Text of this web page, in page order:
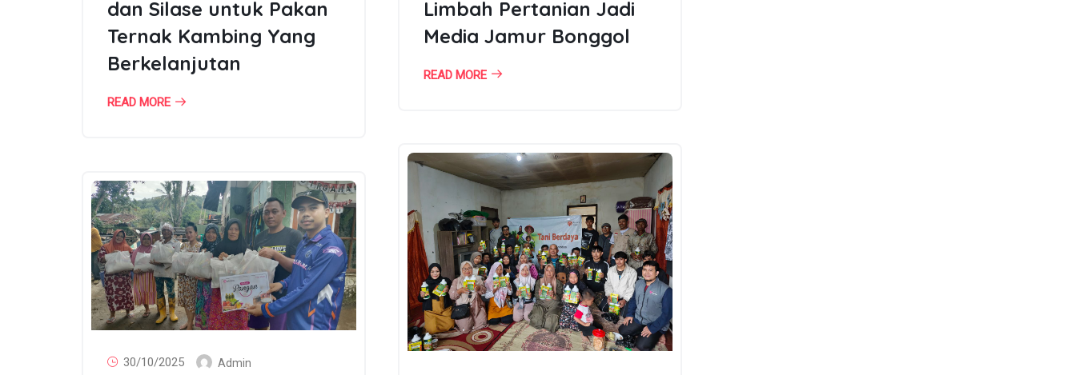
dan Silase untuk Pakan
Ternak Kambing Yang
Berkelanjutan
READ MORE
Limbah Pertanian Jadi
Media Jamur Bonggol
READ MORE
30/10/2025 Admin